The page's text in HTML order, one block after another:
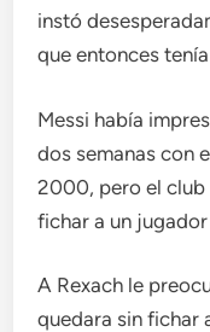
instó
que entonces tenía
Messi había
dos semanas con
2000, pero el club
fichar a un
A Rexach le
quedara sin fichar